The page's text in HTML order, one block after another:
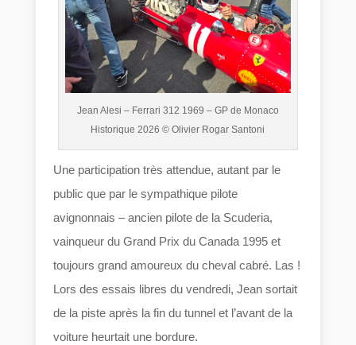
Jean Alesi – Ferrari 312 1969 – GP de Monaco
Historique 2026 © Olivier Rogar Santoni
Une participation très attendue, autant par le
public que par le sympathique pilote
avignonnais – ancien pilote de la Scuderia,
vainqueur du Grand Prix du Canada 1995 et
toujours grand amoureux du cheval cabré. Las !
Lors des essais libres du vendredi, Jean sortait
de la piste après la fin du tunnel et l’avant de la
voiture heurtait une bordure.